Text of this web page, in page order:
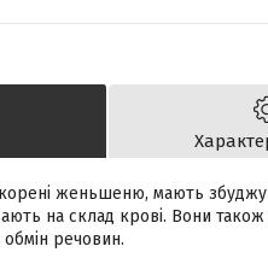
корені женьшеню, мають
на склад крові. Вони
речовин.